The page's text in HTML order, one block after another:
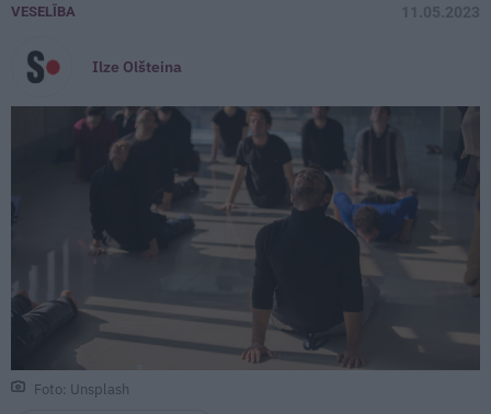
VESELĪBA 11.05.2023
Ilze Olšteina
Foto: Unsplash